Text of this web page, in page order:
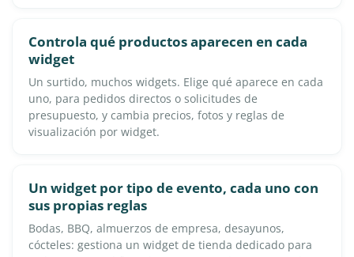
Controla qué productos aparecen en cada
widget
Un surtido, muchos widgets. Elige qué aparece en cada
uno, para pedidos directos o solicitudes de
presupuesto, y cambia precios, fotos y reglas de
visualización por widget.
Un widget por tipo de evento, cada uno con
sus propias reglas
Bodas, BBQ, almuerzos de empresa, desayunos,
cócteles: gestiona un widget de tienda dedicado para